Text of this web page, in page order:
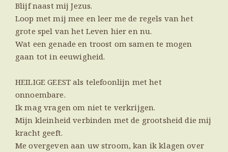
Blijf naast mij Jezus.
Loop met mij mee en leer me de regels van het
grote spel van het Leven hier en nu.
Wat een genade en troost om samen te mogen
gaan tot in eeuwigheid.
HEILIGE GEEST als telefoonlijn met het
onnoembare.
Ik mag vragen om niet te verkrijgen.
Mijn kleinheid verbinden met de grootsheid die mij
kracht geeft.
Me overgeven aan uw stroom, kan ik klagen over